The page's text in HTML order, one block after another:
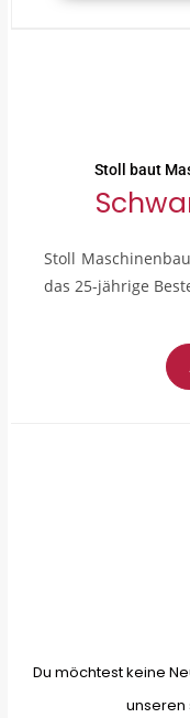
Stoll baut
Stoll
das 25-jährige
Du möchtest keine
unseren